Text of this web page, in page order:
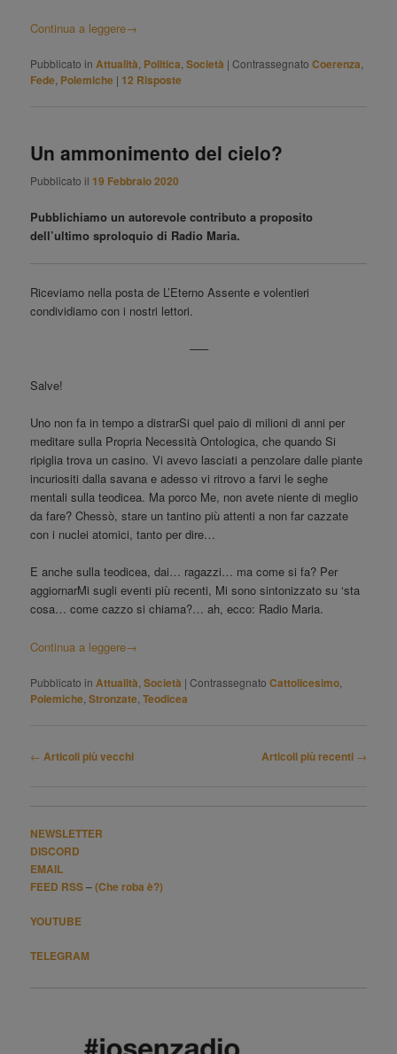
Continua a leggere→
Pubblicato in Attualità Politica ,Società |Contrassegnato Coerenza
Fede Polemiche | 12 Risposte
Un ammonimento del cielo?
Pubblicato il 19 Febbraio 2020
Pubblichiamo un autorevole contributo a proposito
dell’ultimo sproloquio di Radio Maria.
Riceviamo nella posta de L’Eterno Assente e volentieri
condividiamo con i nostri lettori.
–––
Salve!
Uno non fa in tempo a distrarSi quel paio di milioni di anni per
meditare sulla Propria Necessità Ontologica, che quando Si
ripiglia trova un casino. Vi avevo lasciati a penzolare dalle piante
incuriositi dalla savana e adesso vi ritrovo a farvi le seghe
mentali sulla teodicea. Ma porco Me, non avete niente di meglio
da fare? Chessò, stare un tantino più attenti a non far cazzate
con i nuclei atomici, tanto per dire…
E anche sulla teodicea, dai… ragazzi… ma come si fa? Per
aggiornarMi sugli eventi più recenti, Mi sono sintonizzato su ‘sta
cosa… come cazzo si chiama?… ah, ecco: Radio Maria.
Continua a leggere→
Pubblicato in Attualità ,Società |Contrassegnato Cattolicesimo
Polemiche ,Stronzate ,Teodicea
Navigazione
← Articoli più vecchi Articoli più recenti →
NEWSLETTER
DISCORD
EMAIL
FEED RSS–(Che roba è?)
YOUTUBE
TELEGRAM